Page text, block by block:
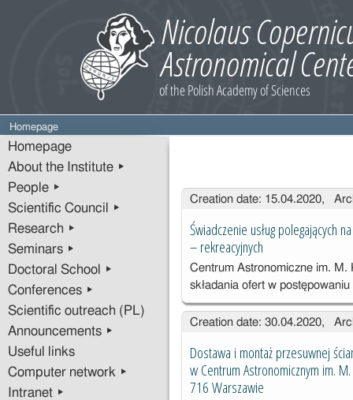
Homepage
Homepage
About the Institute ▸
People ▸
Scientific Council ▸
Research ▸
Seminars ▸
Doctoral School ▸
Conferences ▸
Scientific outreach (PL)
Announcements ▸
Useful links
Computer network ▸
Intranet ▸
Entries
Creation date: 15.04.2020,
Świadczenie usług polegających
– rekreacyjnych
Centrum Astronomiczne im.
składania ofert w
Creation date: 30.04.2020,
Dostawa i montaż przesuwnej
w Centrum Astronomicznym im.
716 Warszawie